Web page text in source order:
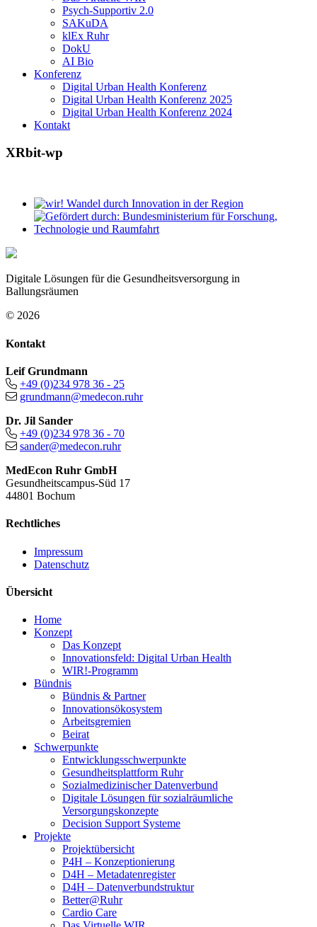
Psych-Supportiv 2.0
SAKuDA
klEx Ruhr
DokU
AI Bio
Konferenz
Digital Urban Health Konferenz
Digital Urban Health Konferenz 2025
Digital Urban Health Konferenz 2024
Kontakt
XRbit-wp
Digitale Lösungen für die Gesundheitsversorgung in
Ballungsräumen
© 2026
Kontakt
Leif Grundmann
+49 (0)234 978 36 - 25
grundmann@medecon.ruhr
Dr. Jil Sander
+49 (0)234 978 36 - 70
sander@medecon.ruhr
MedEcon Ruhr GmbH
Gesundheitscampus-Süd 17
44801 Bochum
Rechtliches
Impressum
Datenschutz
Übersicht
Home
Konzept
Das Konzept
Innovationsfeld: Digital Urban Health
WIR!-Programm
Bündnis
Bündnis & Partner
Innovationsökosystem
Arbeitsgremien
Beirat
Schwerpunkte
Entwicklungsschwerpunkte
Gesundheitsplattform Ruhr
Sozialmedizinischer Datenverbund
Digitale Lösungen für sozialräumliche
Versorgungskonzepte
Decision Support Systeme
Projekte
Projektübersicht
P4H – Konzeptionierung
D4H – Metadatenregister
D4H – Datenverbundstruktur
Better@Ruhr
Cardio Care